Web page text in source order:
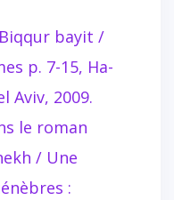
Biqqur bayit /
p. 7-15, Ha-
Aviv, 2009.
le roman
/ Une
: